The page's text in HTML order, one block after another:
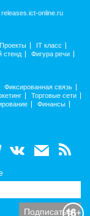
online.ru
Проекты
IT класс
стенд
Фигура речи
Фиксированная связь
Торговые сети
Финансы